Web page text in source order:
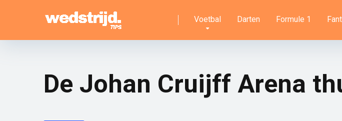
Voetbal Darten Formule 1
De Johan Cruijff Arena